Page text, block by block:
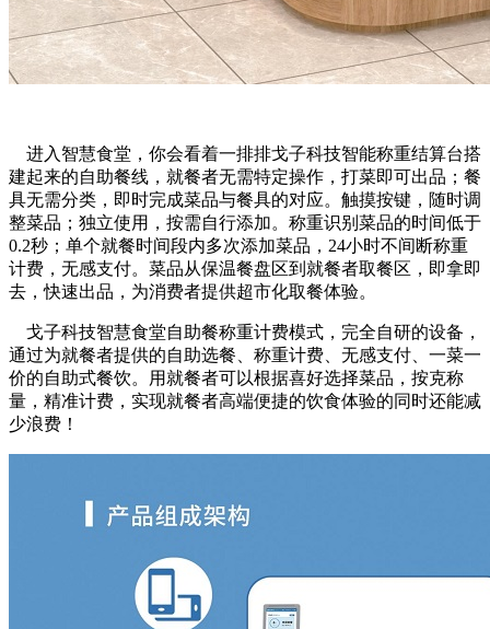
进入智慧食堂，你会看着一排排戈子科技智能称重结算台搭
建起来的自助餐线，就餐者无需特定操作，打菜即可出品；餐
具无需分类，即时完成菜品与餐具的对应。触摸按键，随时调
整菜品；独立使用，按需自行添加。称重识别菜品的时间低于
0.2秒；单个就餐时间段内多次添加菜品，24小时不间断称重
计费，无感支付。菜品从保温餐盘区到就餐者取餐区，即拿即
去，快速出品，为消费者提供超市化取餐体验。
戈子科技智慧食堂自助餐称重计费模式，完全自研的设备，
通过为就餐者提供的自助选餐、称重计费、无感支付、一菜一
价的自助式餐饮。用就餐者可以根据喜好选择菜品，按克称
量，精准计费，实现就餐者高端便捷的饮食体验的同时还能减
少浪费！